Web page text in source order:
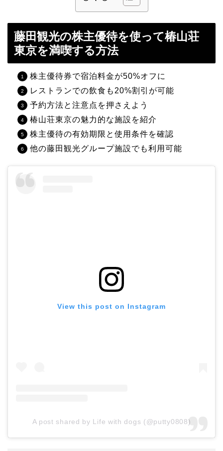
藤田観光の株主優待を使って椿山荘
東京を満喫する方法
株主優待券で宿泊料金が50%オフに
レストランでの飲食も20%割引が可能
予約方法と注意点を押さえよう
椿山荘東京の魅力的な施設を紹介
株主優待の有効期限と使用条件を確認
他の藤田観光グループ施設でも利用可能
View this post on Instagram
A post shared by Life with dogs (@putty0808)